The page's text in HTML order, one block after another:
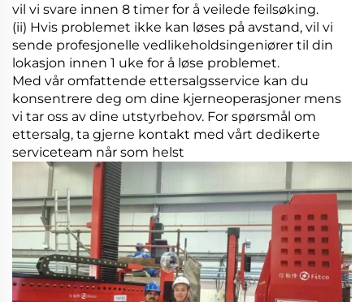
vil vi svare innen 8 timer for å veilede feilsøking.
(ii) Hvis problemet ikke kan løses på avstand, vil vi
sende profesjonelle vedlikeholdsingeniører til din
lokasjon innen 1 uke for å løse problemet.
Med vår omfattende ettersalgsservice kan du
konsentrere deg om dine kjerneoperasjoner mens
vi tar oss av dine utstyrbehov. For spørsmål om
ettersalg, ta gjerne kontakt med vårt dedikerte
serviceteam når som helst